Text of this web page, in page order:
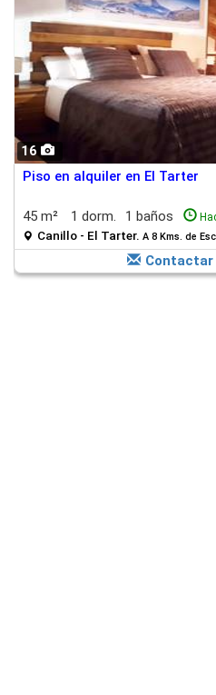
16
Piso en alquiler en El Tarter
45 m² 1 dorm. 1 baños
Canillo - El Tarter. A 8 Kms. de
Contactar